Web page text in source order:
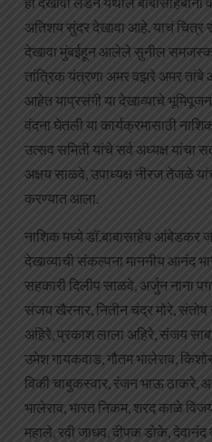
अतिशय सुंदर देखावा आहे. याचं चित्र
देखावा मुंबईहून आलेले सुनील
तांत्रिक यंत्रणा अमर वझरे अमर तांबे
आहेत याप्रसंगी या देखाव्याचे
वंदना घेतली या कार्यक्रमासाठी
उत्सव समिती यांचे सर्व अध्यक्ष यांचा
अक्षय साळवे, उपाध्यक्ष नीरज तेजळे
करण्यात आला.
नाशिक मध्ये डॉ.बाबासाहेब आंबेडकर
देखाव्याची संकल्पना माननीय आनंद
सहकारी दिलीप साळवे, अर्जुन नाना
संजय खैरनार, नितीन चंद्र मोरे,
अहिरे, प्रकाश लाला अहिरे, संजय
उमेश गायकवाड, गौतम भालेराव,
विकी चाबुकस्वार, रंजन भाऊ ठाकरे,
भालेराव, भारत निकम, शरद काळे
महाले, रवी जाधव, दीपक डोके, देवानंद